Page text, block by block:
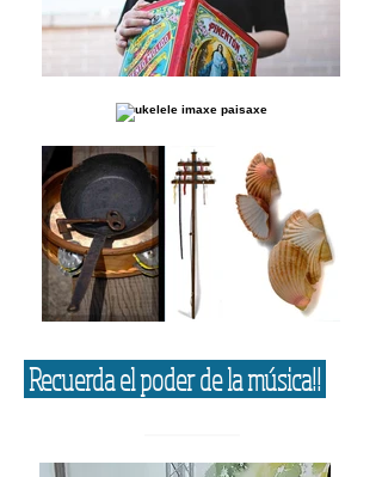
Recuerda el poder de la música!!